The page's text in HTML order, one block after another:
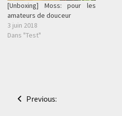
[Unboxing] Moss: pour les
amateurs de douceur
3 juin 2018
Dans "Test"
Navigation
Previous: